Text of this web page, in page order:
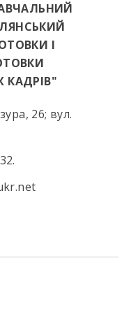
І
КАДРІВ"
26; вул.